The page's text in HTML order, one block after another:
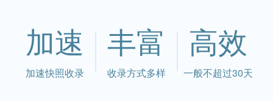
加速
加速快照收录
丰富
收录方式多样
高效
一般不超过30天